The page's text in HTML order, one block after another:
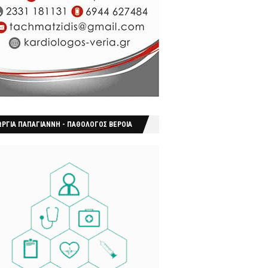
ΠΑΠΑΓΙΑΝΝΗ - ΠΑΘΟΛΟΓΟΣ ΒΕΡΟΙΑ